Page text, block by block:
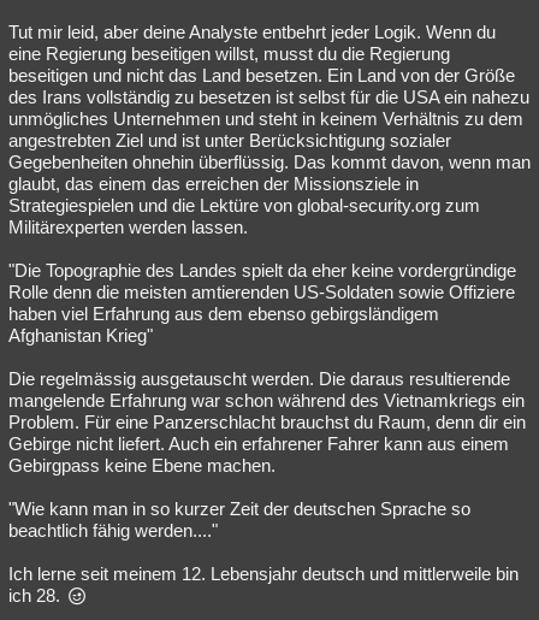
Tut mir leid, aber deine Analyste entbehrt jeder Logik. Wenn du
eine Regierung beseitigen willst, musst du die Regierung
beseitigen und nicht das Land besetzen. Ein Land von der Größe
des Irans vollständig zu besetzen ist selbst für die USA ein nahezu
unmögliches Unternehmen und steht in keinem Verhältnis zu dem
angestrebten Ziel und ist unter Berücksichtigung sozialer
Gegebenheiten ohnehin überflüssig. Das kommt davon, wenn man
glaubt, das einem das erreichen der Missionsziele in
Strategiespielen und die Lektüre von global-security.org zum
Militärexperten werden lassen.
"Die Topographie des Landes spielt da eher keine vordergründige
Rolle denn die meisten amtierenden US-Soldaten sowie Offiziere
haben viel Erfahrung aus dem ebenso gebirgsländigem
Afghanistan Krieg"
Die regelmässig ausgetauscht werden. Die daraus resultierende
mangelende Erfahrung war schon während des Vietnamkriegs ein
Problem. Für eine Panzerschlacht brauchst du Raum, denn dir ein
Gebirge nicht liefert. Auch ein erfahrener Fahrer kann aus einem
Gebirgpass keine Ebene machen.
"Wie kann man in so kurzer Zeit der deutschen Sprache so
beachtlich fähig werden...."
Ich lerne seit meinem 12. Lebensjahr deutsch und mittlerweile bin
ich 28.